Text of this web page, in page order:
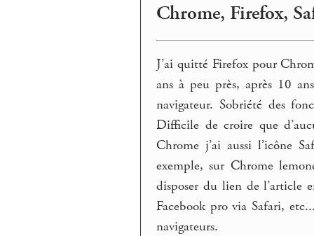
Chrome, Firefox,
J’ai quitté Firefox pour
ans à peu près, après 10
navigateur. Sobriété des
Difficile de croire que
Chrome j’ai aussi l’icône
exemple, sur Chrome
disposer du lien de l’article
Facebook pro via Safari,
navigateurs.